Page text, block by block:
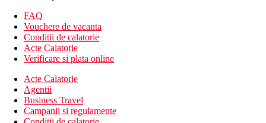
Cuptor
Frigider
Plita
Prajitor de paine
Baie cu dus walk-in
Prosoape
Uscator de par
Gel de dus
FAQ
Vouchere de vacanta
Conditii de calatorie
Acte Calatorie
Verificare si plata online
Acte Calatorie
Agentii
Business Travel
Campanii si regulamente